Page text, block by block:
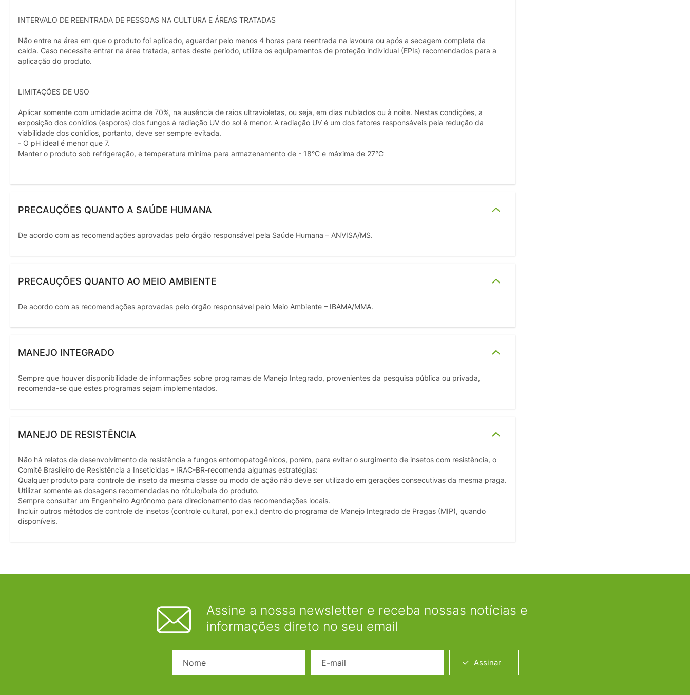
INTERVALO DE REENTRADA DE PESSOAS NA CULTURA E ÁREAS TRATADAS
Não entre na área em que o produto foi aplicado, aguardar pelo menos 4 horas para reentrada na lavoura ou após a secagem completa da
calda. Caso necessite entrar na área tratada, antes deste período, utilize os equipamentos de proteção individual (EPIs) recomendados para a
aplicação do produto.
LIMITAÇÕES DE USO
Aplicar somente com umidade acima de 70%, na ausência de raios ultravioletas, ou seja, em dias nublados ou à noite. Nestas condições, a
exposição dos conídios (esporos) dos fungos à radiação UV do sol é menor. A radiação UV é um dos fatores responsáveis pela redução da
viabilidade dos conídios, portanto, deve ser sempre evitada.
- O pH ideal é menor que 7.
Manter o produto sob refrigeração, e temperatura mínima para armazenamento de - 18°C e máxima de 27°C
PRECAUÇÕES QUANTO A SAÚDE HUMANA
De acordo com as recomendações aprovadas pelo órgão responsável pela Saúde Humana – ANVISA/MS.
PRECAUÇÕES QUANTO AO MEIO AMBIENTE
De acordo com as recomendações aprovadas pelo órgão responsável pelo Meio Ambiente – IBAMA/MMA.
MANEJO INTEGRADO
Sempre que houver disponibilidade de informações sobre programas de Manejo Integrado, provenientes da pesquisa pública ou privada,
recomenda-se que estes programas sejam implementados.
MANEJO DE RESISTÊNCIA
Não há relatos de desenvolvimento de resistência a fungos entomopatogênicos, porém, para evitar o surgimento de insetos com resistência, o
Comitê Brasileiro de Resistência a Inseticidas - IRAC-BR-recomenda algumas estratégias:
Qualquer produto para controle de inseto da mesma classe ou modo de ação não deve ser utilizado em gerações consecutivas da mesma praga.
Utilizar somente as dosagens recomendadas no rótulo/bula do produto.
Sempre consultar um Engenheiro Agrônomo para direcionamento das recomendações locais.
Incluir outros métodos de controle de insetos (controle cultural, por ex.) dentro do programa de Manejo Integrado de Pragas (MIP), quando
disponíveis.
Assine a nossa newsletter e receba nossas notícias e
informações direto no seu email
Assinar